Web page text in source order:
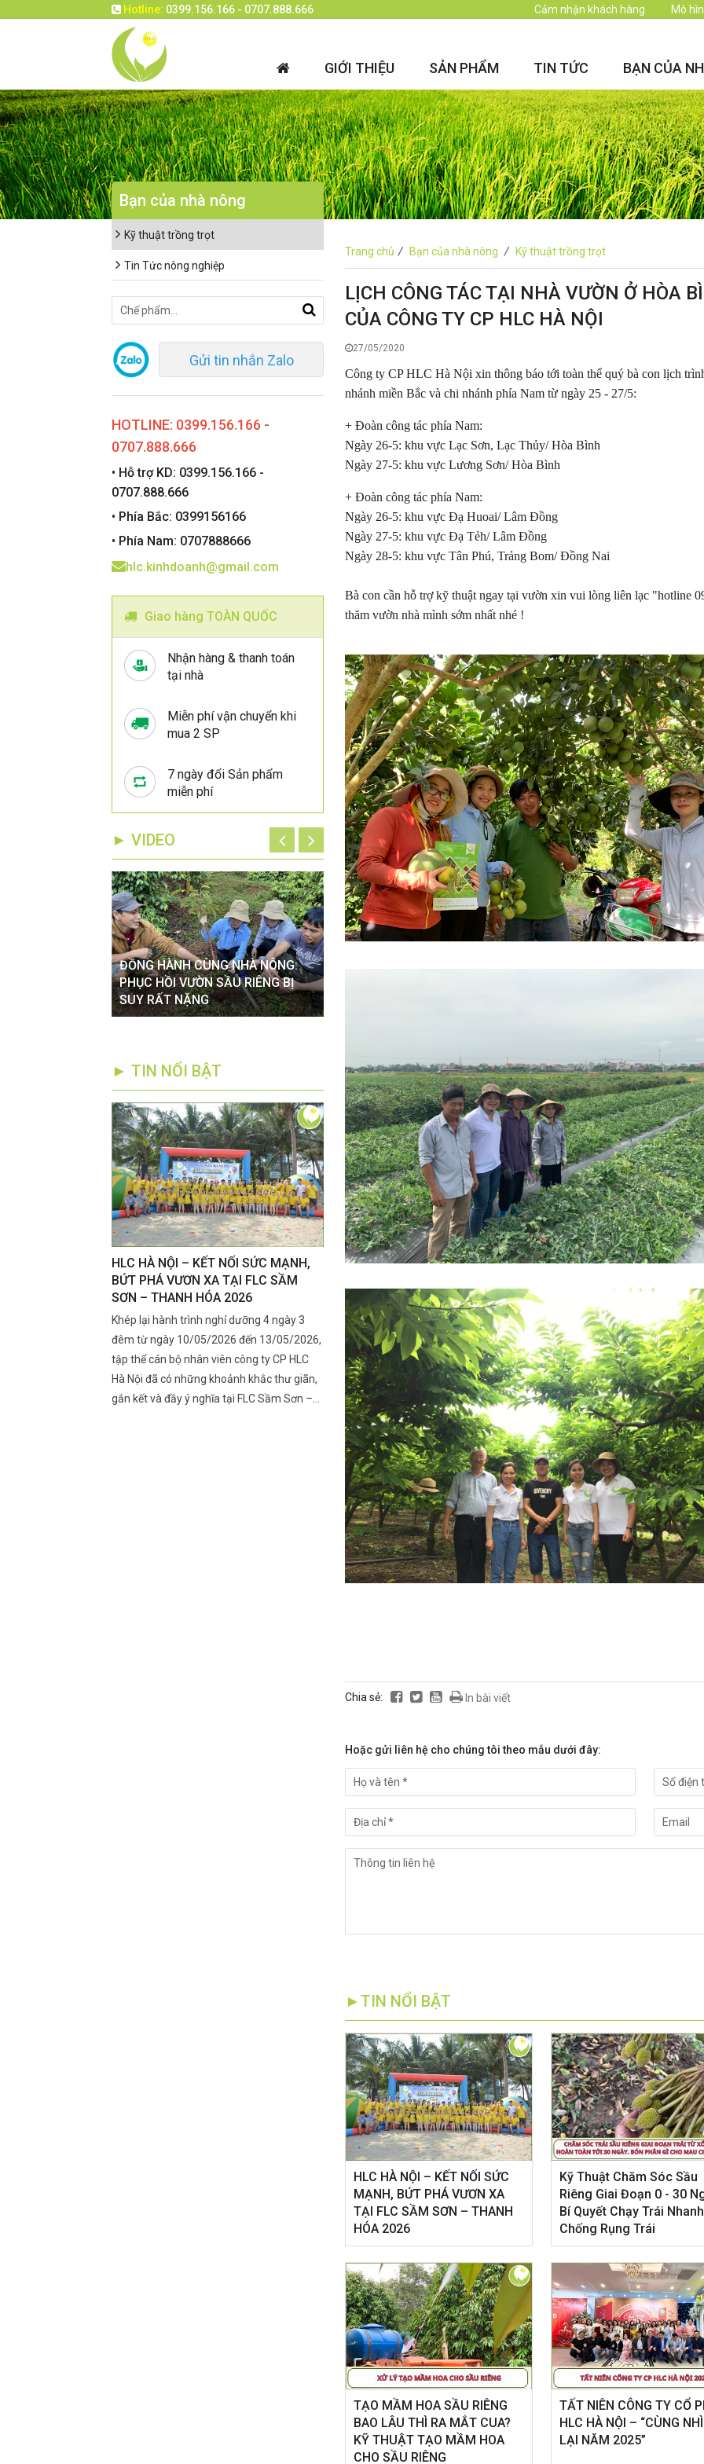
Hotline: 0399.156.166 - 0707.888.666 Cảm nhận khách hàng Mô
GIỚI THIỆU SẢN PHẨM TIN TỨC BẠN CỦA
Trang chủ / Bạn của nhà nông / Kỹ thuật trồng trọt
LỊCH CÔNG TÁC TẠI NHÀ VƯỜN Ở HÒA
CỦA CÔNG TY CP HLC HÀ NỘI
27/05/2020
Công ty CP HLC Hà Nội xin thông báo tới toàn thể quý bà con lịch
nhánh miền Bắc và chi nhánh phía Nam từ ngày 25 - 27/5:
+ Đoàn công tác phía Nam:
Ngày 26-5: khu vực Lạc Sơn, Lạc Thủy/ Hòa Bình
Ngày 27-5: khu vực Lương Sơn/ Hòa Bình
+ Đoàn công tác phía Nam:
Ngày 26-5: khu vực Đạ Huoai/ Lâm Đồng
Ngày 27-5: khu vực Đạ Tẻh/ Lâm Đồng
Ngày 28-5: khu vực Tân Phú, Trảng Bom/ Đồng Nai
Bà con cần hỗ trợ kỹ thuật ngay tại vườn xin vui lòng liên lạc "hotline
thăm vườn nhà mình sớm nhất nhé !
Chia sẻ: In bài viết
Hoặc gửi liên hệ cho chúng tôi theo mẫu dưới đây:
►TIN NỔI BẬT
HLC HÀ NỘI – KẾT NỐI SỨC
MẠNH, BỨT PHÁ VƯƠN XA
TẠI FLC SẦM SƠN – THANH
HÓA 2026
Kỹ Thuật Chăm Sóc Sầu
Riêng Giai Đoạn 0 - 30
Bí Quyết Chạy Trái
Chống Rụng Trái
TẠO MẦM HOA SẦU RIÊNG
BAO LÂU THÌ RA MẮT CUA?
KỸ THUẬT TẠO MẦM HOA
CHO SẦU RIÊNG
​TẤT NIÊN CÔNG TY CỔ
HLC HÀ NỘI – “CÙNG
LẠI NĂM 2025”
Bạn của nhà nông
Kỹ thuật trồng trọt
Tin Tức nông nghiệp
Gửi tin nhắn Zalo
HOTLINE: 0399.156.166 -
0707.888.666
• Hỗ trợ KD: 0399.156.166 -
0707.888.666
• Phía Bắc: 0399156166
• Phía Nam: 0707888666
hlc.kinhdoanh@gmail.com
Giao hàng TOÀN QUỐC
Nhận hàng & thanh toán
tại nhà
Miễn phí vận chuyển khi
mua 2 SP
7 ngày đổi Sản phẩm
miễn phí
► VIDEO
ĐỒNG HÀNH CÙNG NHÀ NÔNG:
PHỤC HỒI VƯỜN SẦU RIÊNG BỊ
SUY RẤT NẶNG
► TIN NỔI BẬT
HLC HÀ NỘI – KẾT NỐI SỨC MẠNH,
BỨT PHÁ VƯƠN XA TẠI FLC SẦM
SƠN – THANH HÓA 2026
Khép lại hành trình nghỉ dưỡng 4 ngày 3
đêm từ ngày 10/05/2026 đến 13/05/2026,
tập thể cán bộ nhân viên công ty CP HLC
Hà Nội đã có những khoảnh khắc thư giãn,
gắn kết và đầy ý nghĩa tại FLC Sầm Sơn –
Kỹ Thuật Chăm Sóc Sầu Riêng Giai
Nhanh, Chống Rụng Trái
Giai đoạn sầu riêng từ lúc dứt nhụy đến 30
ngày tuổi được ví như giai đoạn "nuôi con
mọn". Trái non lúc này rất nhạy cảm, dễ
rụng nếu gặp sốc nhiệt hoặc đi đọt. Để trái
chạy cực nhanh, xanh gai, tròn hộc, bà con
cần nắm vững kỹ thuật chăm sóc "đúng và
đủ" dưới đây nhé
5 NGUYÊN NHÂN LÀM SẦU
KHẮC PHỤC HIỆU QUẢ
Sau khi sầu riêng xổ nhụy và đậu
nhà vườn gặp tình trạng rụng trái
loạt. Đây là giai đoạn cây rất nhạy
cần dinh dưỡng, nước hoặc thời
đổi đột ngột cũng có thể khiến